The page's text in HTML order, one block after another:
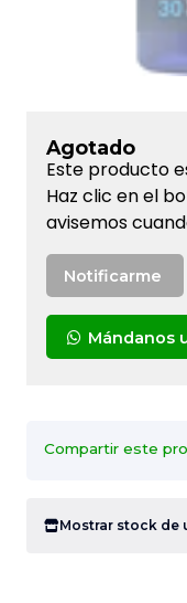
Agotado
Este producto
Haz clic en el
avisemos
Notificarme
Mándanos
Compartir este
Mostrar stock de